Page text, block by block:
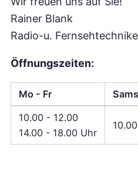
Rainer Blank
Radio-u.
Öffnungszeiten:
Mo - Fr
10.00 - 12.00
14.00 - 18.00 Uhr